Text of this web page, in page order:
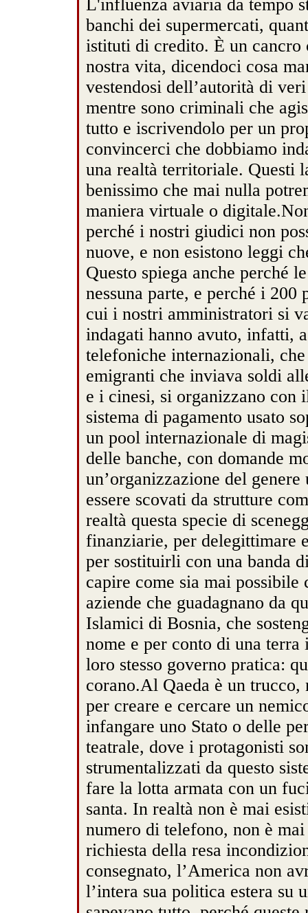
L'influenza aviaria da tempo
banchi dei supermercati,
istituti di credito. È un cancro
nostra vita, dicendoci cosa
vestendosi dell’autorità di
mentre sono criminali che
tutto e iscrivendolo per un
convincerci che dobbiamo
una realtà territoriale. Questi
benissimo che mai nulla
maniera virtuale o
perché i nostri giudici non
nuove, e non esistono leggi
Questo spiega anche perché
nessuna parte, e perché i
cui i nostri amministratori si
indagati hanno avuto, infatti,
telefoniche internazionali,
emigranti che inviava soldi
e i cinesi, si organizzano con
sistema di pagamento usato
un pool internazionale di
delle banche, con domande
un’organizzazione del
essere scovati da strutture
realtà questa specie di
finanziarie, per delegittimare
per sostituirli con una banda
capire come sia mai
aziende che guadagnano da
Islamici di Bosnia, che
nome e per conto di una terra
loro stesso governo pratica:
corano.Al Qaeda è un trucco,
per creare e cercare un
infangare uno Stato o delle
teatrale, dove i protagonisti
strumentalizzati da questo
fare la lotta armata con un
santa. In realtà non è mai
numero di telefono, non è
richiesta della resa
consegnato, l’America non
l’intera sua politica estera su